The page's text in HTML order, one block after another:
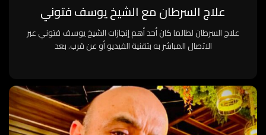
علاج السرطان مع الشيخ يوسف فتوني
علاج السرطان لطالما كان أحد أهم إنجازات الشيخ يوسف فتوني عبر
الاتصال المباشر به بتقنية الفيديو أو عن قرب. بعد